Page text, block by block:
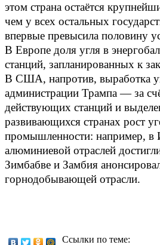
этом страна остаётся
чем у всех остальных
впервые превысила половину
В Европе доля угля в
станций, запланированных к
В США, напротив, выработка
администрации Трампа — за
действующих станций и
развивающихся странах рост
промышленности: например, в
алюминиевой отраслей
Зимбабве и Замбия
горнодобывающей отрасли.
Ссылки по теме: